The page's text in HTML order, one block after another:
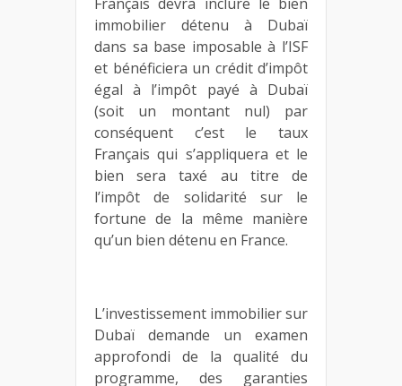
immobilier détenu à Dubaï
dans sa base imposable à l’ISF
et bénéficiera un crédit d’impôt
égal à l’impôt payé à Dubaï
(soit un montant nul) par
conséquent c’est le taux
Français qui s’appliquera et le
bien sera taxé au titre de
l’impôt de solidarité sur le
fortune de la même manière
qu’un bien détenu en France.
L’investissement immobilier sur
Dubaï demande un examen
approfondi de la qualité du
programme, des garanties